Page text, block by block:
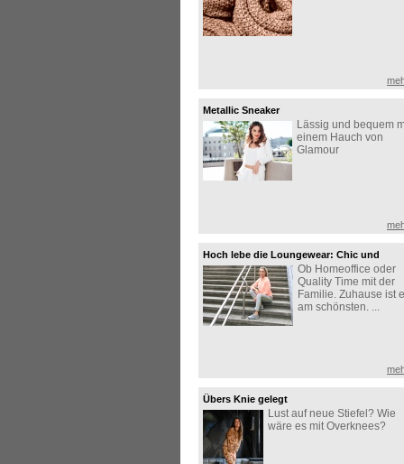
Metallic Sneaker
Lässig und bequem
einem Hauch von
Glamour
Hoch lebe die Loungewear: Chic und
bequem zuhause
Ob Homeoffice oder
Quality Time mit der
Familie. Zuhause ist
am schönsten. ...
Übers Knie gelegt
Lust auf neue Stiefel? Wie
wäre es mit Overknees?